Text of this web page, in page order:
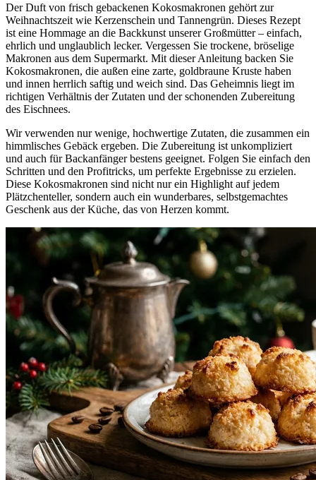
Der Duft von frisch gebackenen Kokosmakronen gehört zur
Weihnachtszeit wie Kerzenschein und Tannengrün. Dieses Rezept
ist eine Hommage an die Backkunst unserer Großmütter – einfach,
ehrlich und unglaublich lecker. Vergessen Sie trockene, bröselige
Makronen aus dem Supermarkt. Mit dieser Anleitung backen Sie
Kokosmakronen, die außen eine zarte, goldbraune Kruste haben
und innen herrlich saftig und weich sind. Das Geheimnis liegt im
richtigen Verhältnis der Zutaten und der schonenden Zubereitung
des Eischnees.
Wir verwenden nur wenige, hochwertige Zutaten, die zusammen ein
himmlisches Gebäck ergeben. Die Zubereitung ist unkompliziert
und auch für Backanfänger bestens geeignet. Folgen Sie einfach den
Schritten und den Profitricks, um perfekte Ergebnisse zu erzielen.
Diese Kokosmakronen sind nicht nur ein Highlight auf jedem
Plätzchenteller, sondern auch ein wunderbares, selbstgemachtes
Geschenk aus der Küche, das von Herzen kommt.